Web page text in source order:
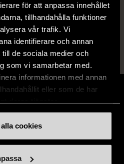
för att anpassa innehållet
tillhandahålla funktioner
vår trafik. Vi
identifierare och annan
de sociala medier och
som vi samarbetar med.
informationen med annan
eller som de har
cookies